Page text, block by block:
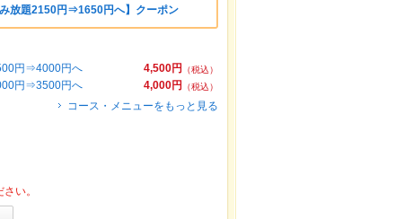
放題2150円⇒1650円へ】クーポン
4,500円
（税込）
円⇒4000円へ
4,000円
（税込）
円⇒3500円へ
コース・メニューをもっと見る
い。